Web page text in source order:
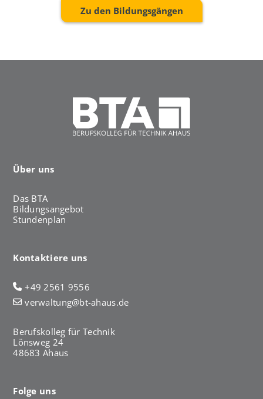
Zu den Bildungsgängen
Über uns
Das BTA
Bildungsangebot
Stundenplan
Kontaktiere uns
+49 2561 9556
verwaltung@bt-ahaus.de
Berufskolleg für Technik
Lönsweg 24
48683 Ahaus
Folge uns